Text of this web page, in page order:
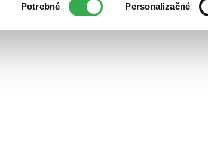
súhlasu
Potrebné Personalizačné